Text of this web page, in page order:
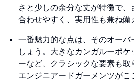
さと少しの余分な丈が特徴で
合わせやすく、実用性も兼ね備
一番魅力的な点は、そのオー
しょう。大きなカンガルーポ
ーなど、クラシックな要素も取
エンジニアードガーメンツがこ